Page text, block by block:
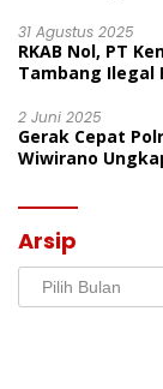
31 Agustus 2025
RKAB Nol, PT
Tambang Ilegal
2 Juni 2025
Gerak Cepat
Wiwirano
Arsip
Arsip